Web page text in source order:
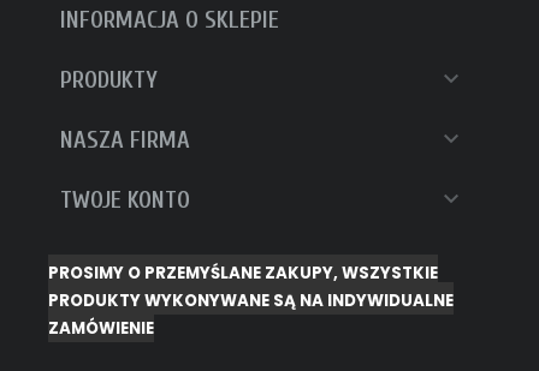
INFORMACJA O SKLEPIE
PRODUKTY 
NASZA FIRMA 
TWOJE KONTO 
PROSIMY O PRZEMYŚLANE ZAKUPY, WSZYSTKIE
PRODUKTY WYKONYWANE SĄ NA INDYWIDUALNE
ZAMÓWIENIE